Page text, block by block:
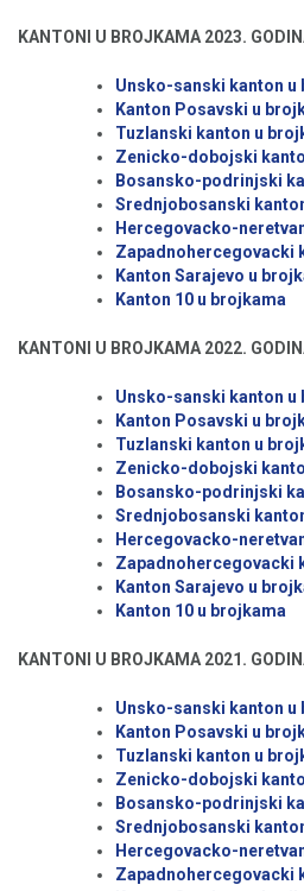
KANTONI U BROJKAMA 2023.
Unsko-sanski kanton u
Kanton Posavski u
Tuzlanski kanton u
Zenicko-dobojski
Bosansko-podrinjski
Srednjobosanski
Hercegovacko-
Zapadnohercegovacki
Kanton Sarajevo u
Kanton 10 u brojkama
KANTONI U BROJKAMA 2022.
Unsko-sanski kanton u
Kanton Posavski u
Tuzlanski kanton u
Zenicko-dobojski
Bosansko-podrinjski
Srednjobosanski
Hercegovacko-
Zapadnohercegovacki
Kanton Sarajevo u
Kanton 10 u brojkama
KANTONI U BROJKAMA 2021.
Unsko-sanski kanton u
Kanton Posavski u
Tuzlanski kanton u
Zenicko-dobojski
Bosansko-podrinjski
Srednjobosanski
Hercegovacko-
Zapadnohercegovacki